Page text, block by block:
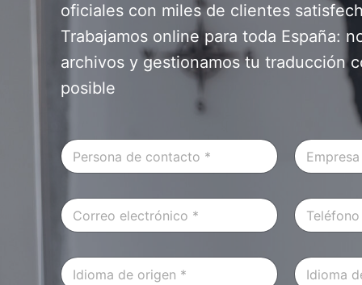
oficiales con miles de clientes
Trabajamos online para toda España:
archivos y gestionamos tu traducción
posible
P
e
o
n
e
C
o
e
o
I
d
E
m
e
s
O
T
e
f
o
I
d